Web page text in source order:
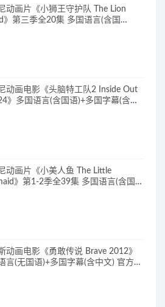
动画片《小狮王守护队 The Lion
》第三季全20集 多国语言(含国
动画电影《头脑特工队2 Inside Out
》多国语言(含国语)+多国字幕(含中
动画片《小美人鱼 The Little
》第1-2季全39集 多国语言(含国
动画电影《勇敢传说 Brave 2012》
言(无国语)+多国字幕(含中文) 官方纯